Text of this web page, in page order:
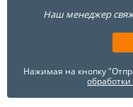
Наш менеджер
Нажимая на кнопку